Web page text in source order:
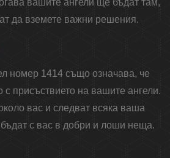
вашите ангели ще бъдат там,
да вземете важни решения.
номер 1414 също означава, че
с присъствието на вашите ангели.
вас и следват всяка ваша
бъдат с вас в добри и лоши неща.